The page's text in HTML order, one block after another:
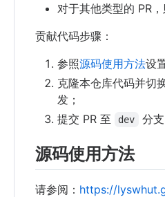
对于其他类型的 PR，
贡献代码步骤：
参照源码使用方法设
克隆本仓库代码并切
发；
提交 PR 至
dev 分支
源码使用方法
请参阅： https://